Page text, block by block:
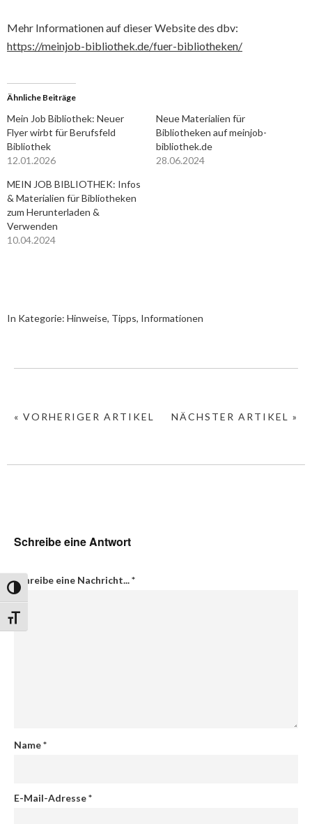
Umschalten auf hohe Kontraste
Schrift vergrößern
Mehr Informationen auf dieser Website des dbv:
https://meinjob-bibliothek.de/fuer-bibliotheken/
Ähnliche Beiträge
Mein Job Bibliothek: Neuer
Flyer wirbt für Berufsfeld
Bibliothek
12.01.2026
Neue Materialien für
Bibliotheken auf meinjob-
bibliothek.de
28.06.2024
MEIN JOB BIBLIOTHEK: Infos
& Materialien für Bibliotheken
zum Herunterladen &
Verwenden
10.04.2024
In Kategorie: Hinweise, Tipps, Informationen
NÄCHSTER ARTIKEL »
« VORHERIGER ARTIKEL
Schreibe eine Antwort
Schreibe eine Nachricht...*
Name*
E-Mail-Adresse*